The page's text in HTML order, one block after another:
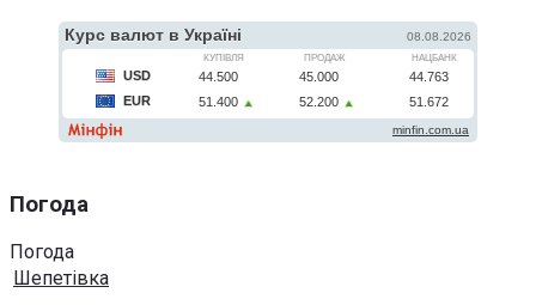
Погода
Погода
Шепетівка